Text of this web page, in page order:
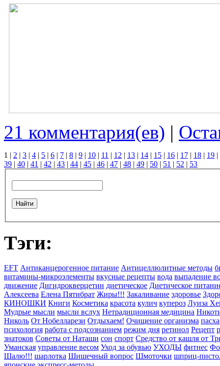
21 комментария(ев) |
1 | 2 | 3 | 4 | 5 | 6 | 7 | 8 | 9 | 10 | 11 | 12 | 13 | 14 | 15 | 16 | 17 | 18 | 19 |
39 | 40 | 41 | 42 | 43 | 44 | 45 | 46 | 47 | 48 | 49 | 50 | 51 | 52 | 53
Тэги:
EFT Антиканцерогенное питание Антицеллюлитные методы
витамины-микроэлементы вкусные рецепты вода выпадение
движение Дигидрокверцетин диетическое Диетическое
Алексеева Елена Пятибрат Жиры!!! Закаливание здоровье
КИНОШКИ Книги Косметика красота кулич купероз Луиза
Мудрые мысли мысли вслух Нетрадиционная медицина
Николь От Нобелларези Отдыхаем! Очищение организма пасха
психология работа с подсознанием режим дня ретинол Рецепт
знатоков Советы от Наташи сон спорт Средство от кашля от
Уманская управление весом Уход за обувью УХОДЫ фитнес
Шалю!!! шарлотка Шишечный вопрос Шмоточки шприц-